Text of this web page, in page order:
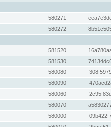
580271
580272
581520
581530
580080
580090
580060
580070
580000